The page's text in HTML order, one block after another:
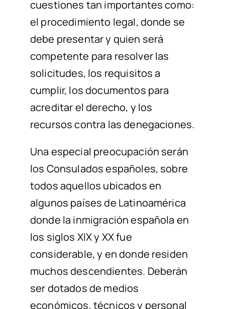
cuestiones tan importantes como:
el procedimiento legal, donde se
debe presentar y quien será
competente para resolver las
solicitudes, los requisitos a
cumplir, los documentos para
acreditar el derecho, y los
recursos contra las denegaciones.
Una especial preocupación serán
los Consulados españoles, sobre
todos aquellos ubicados en
algunos países de Latinoamérica
donde la inmigración española en
los siglos XIX y XX fue
considerable, y en donde residen
muchos descendientes. Deberán
ser dotados de medios
económicos, técnicos y personal